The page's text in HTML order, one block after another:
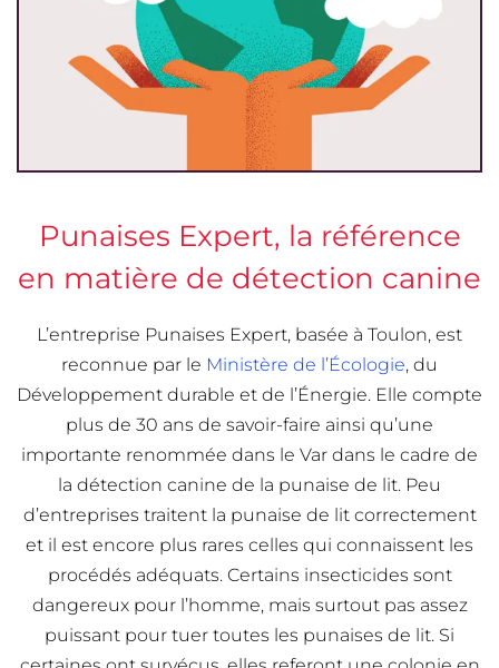
Punaises Expert, la référence
en matière de détection canine
L’entreprise Punaises Expert, basée à Toulon, est
reconnue par le Ministère de l’Écologie, du
Développement durable et de l’Énergie. Elle compte
plus de 30 ans de savoir-faire ainsi qu’une
importante renommée dans le Var dans le cadre de
la détection canine de la punaise de lit. Peu
d’entreprises traitent la punaise de lit correctement
et il est encore plus rares celles qui connaissent les
procédés adéquats. Certains insecticides sont
dangereux pour l’homme, mais surtout pas assez
puissant pour tuer toutes les punaises de lit. Si